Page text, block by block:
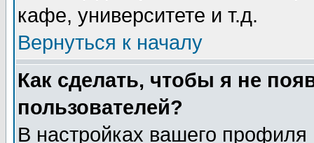
кафе, университете и т.д.
Вернуться к началу
Как сделать, чтобы я не
пользователей?
В настройках вашего